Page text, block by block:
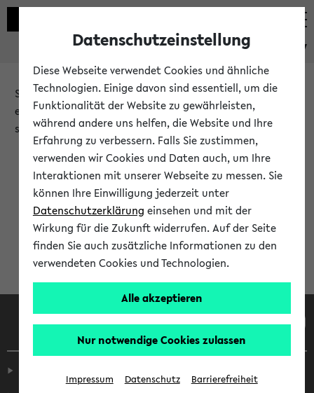
eKVV
Sie möchten auf eine eKVV Funktion zugreifen, die Ihnen
erst nach einer Anmeldung am System zur Verfügung
steht.
Bitte melden Sie sich an:
Anmeldung am eKVV
Datenschutzeinstellung
Diese Webseite verwendet Cookies und ähnliche
Technologien. Einige davon sind essentiell, um die
Funktionalität der Website zu gewährleisten,
während andere uns helfen, die Website und Ihre
Erfahrung zu verbessern. Falls Sie zustimmen,
verwenden wir Cookies und Daten auch, um Ihre
Interaktionen mit unserer Webseite zu messen. Sie
können Ihre Einwilligung jederzeit unter
Datenschutzerklärung einsehen und mit der
Wirkung für die Zukunft widerrufen. Auf der Seite
finden Sie auch zusätzliche Informationen zu den
verwendeten Cookies und Technologien.
Alle akzeptieren
Nur notwendige Cookies zulassen
Impressum Datenschutz Barrierefreiheit